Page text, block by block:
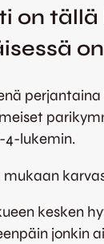
on
4-lukemin.
mukaan
kesken
jonkin